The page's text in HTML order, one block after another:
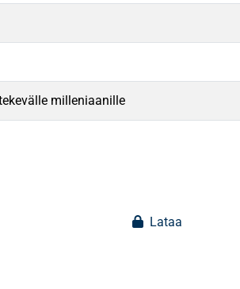
milleniaanille
Lataa